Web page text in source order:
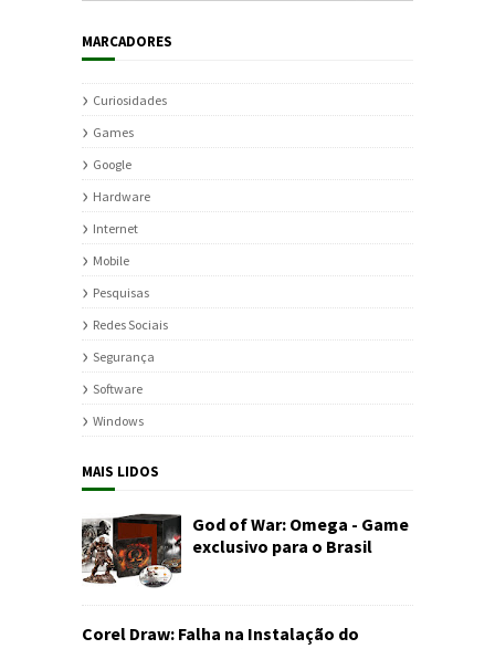
MARCADORES
Curiosidades
Games
Google
Hardware
Internet
Mobile
Pesquisas
Redes Sociais
Segurança
Software
Windows
MAIS LIDOS
God of War: Omega - Game
exclusivo para o Brasil
Corel Draw: Falha na Instalação do